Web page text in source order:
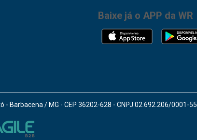
Baixe já o APP da WR
- Barbacena / MG - CEP 36202-628 - CNPJ 02.692.206/0001-55